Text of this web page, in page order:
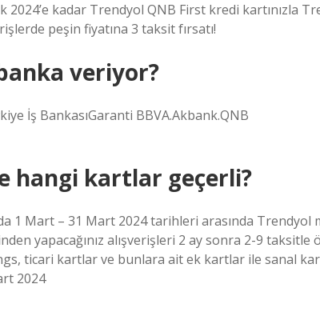
2024’e kadar Trendyol QNB First kredi kartınızla
peşin fiyatına 3 taksit fırsatı!
veriyor?
İş BankasıGaranti BBVA.Akbank.QNB
hangi kartlar geçerli?
1 Mart – 31 Mart 2024 tarihleri ​​arasında Trendyol
yapacağınız alışverişleri 2 ay sonra 2-9 taksitle
ticari kartlar ve bunlara ait ek kartlar ile sanal
2024